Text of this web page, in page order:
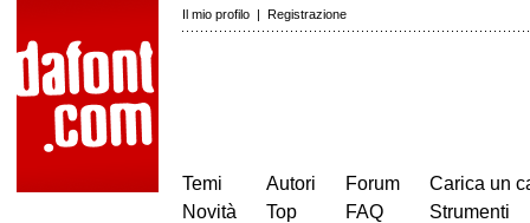
Il mio profilo | Registrazione
Temi
Novità
Autori
Top
Forum
FAQ
Carica un
Strumenti